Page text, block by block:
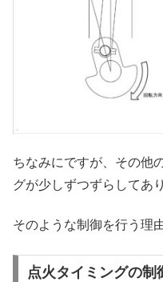
ちなみにですが、その他
グが少しずつずらしてあ
そのような制御を行う理
点火タイミングの